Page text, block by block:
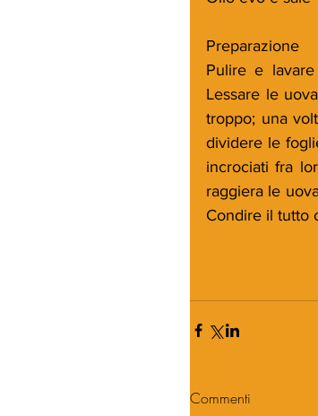
Preparazione
Pulire e
Lessare le
troppo; una
dividere le
incrociati fra
raggiera le
Condire il tutto
Commenti